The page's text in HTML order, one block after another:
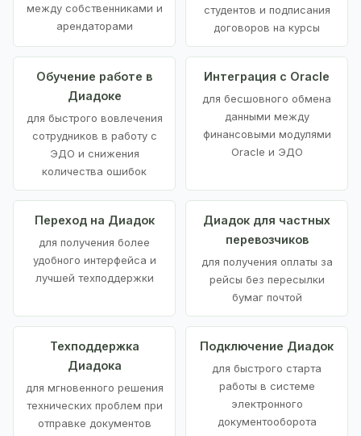
между собственниками и
арендаторами
студентов и подписания
договоров на курсы
Обучение работе в
Диадоке
для быстрого вовлечения
сотрудников в работу с
ЭДО и снижения
количества ошибок
Интеграция с Oracle
для бесшовного обмена
данными между
финансовыми модулями
Oracle и ЭДО
Переход на Диадок
для получения более
удобного интерфейса и
лучшей техподдержки
Диадок для частных
перевозчиков
для получения оплаты за
рейсы без пересылки
бумаг почтой
Техподдержка
Диадока
для мгновенного решения
технических проблем при
отправке документов
Подключение Диадок
для быстрого старта
работы в системе
электронного
документооборота